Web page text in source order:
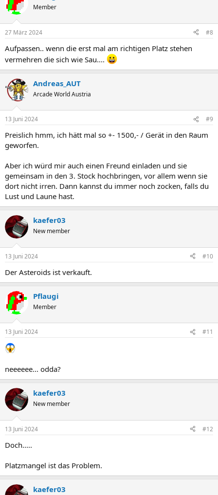
Member
27 März 2024 #8
Aufpassen.. wenn die erst mal am richtigen Platz stehen
vermehren die sich wie Sau....
Andreas_AUT
Arcade World Austria
13 Juni 2024 #9
Preislich hmm, ich hätt mal so +- 1500,- / Gerät in den Raum
geworfen.
Aber ich würd mir auch einen Freund einladen und sie
gemeinsam in den 3. Stock hochbringen, vor allem wenn sie
dort nicht irren. Dann kannst du immer noch zocken, falls du
Lust und Laune hast.
kaefer03
New member
13 Juni 2024 #10
Der Asteroids ist verkauft.
Pflaugi
Member
13 Juni 2024 #11
neeeeee... odda?
kaefer03
New member
13 Juni 2024 #12
Doch.....
Platzmangel ist das Problem.
kaefer03